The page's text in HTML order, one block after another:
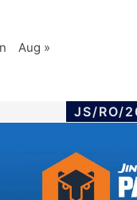
Aug »
JS/RO/